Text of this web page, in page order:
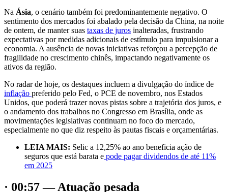
Na Ásia, o cenário também foi predominantemente negativo. O
sentimento dos mercados foi abalado pela decisão da China, na noite
de ontem, de manter suas taxas de juros inalteradas, frustrando
expectativas por medidas adicionais de estímulo para impulsionar a
economia. A ausência de novas iniciativas reforçou a percepção de
fragilidade no crescimento chinês, impactando negativamente os
ativos da região.
No radar de hoje, os destaques incluem a divulgação do índice de
inflação preferido pelo Fed, o PCE de novembro, nos Estados
Unidos, que poderá trazer novas pistas sobre a trajetória dos juros, e
o andamento dos trabalhos no Congresso em Brasília, onde as
movimentações legislativas continuam no foco do mercado,
especialmente no que diz respeito às pautas fiscais e orçamentárias.
LEIA MAIS: Selic a 12,25% ao ano beneficia ação de
seguros que está barata e pode pagar dividendos de até 11%
em 2025
· 00:57 — Atuação pesada